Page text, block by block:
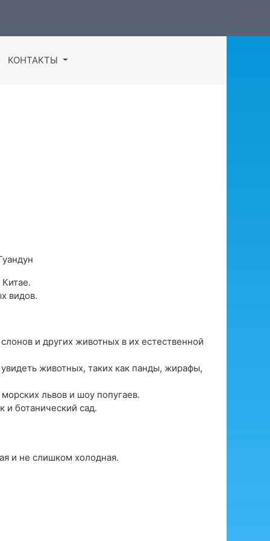
КОНТАКТЫ
видов.
и других животных в их естественной
животных, таких как панды, жирафы,
львов и шоу попугаев.
и ботанический сад.
и не слишком холодная.